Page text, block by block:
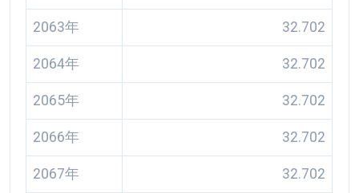
2063年 32.702
2064年 32.702
2065年 32.702
2066年 32.702
2067年 32.702